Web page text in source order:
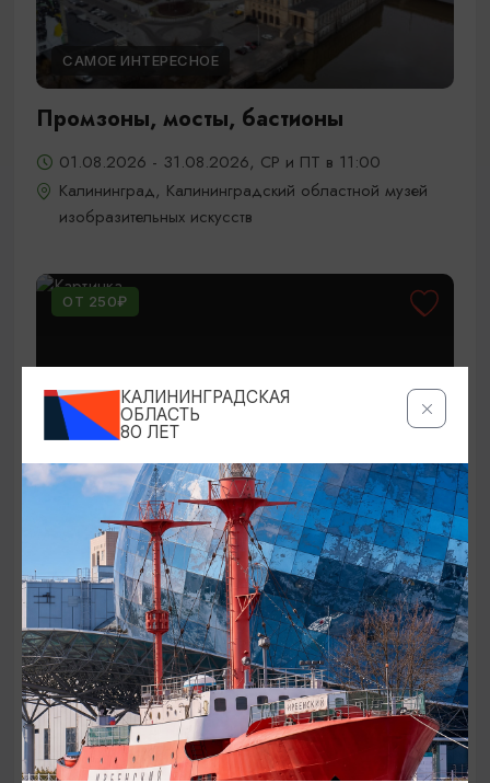
САМОЕ ИНТЕРЕСНОЕ
Промзоны, мосты, бастионы
01.08.2026 - 31.08.2026, СР и ПТ в 11:00
Калининград, Калининградский областной музей
изобразительных искусств
ОТ 250₽
КОНЦЕРТЫ
Мероприятия в Доме-музее Германа
Брахерта в августе
01.08.2026 - 31.08.2026
Светлогорск, Дом-музей Германа Брахерта
КАЛИНИНГРАДСКАЯ
ОБЛАСТЬ
80 ЛЕТ